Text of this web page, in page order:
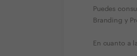
Puedes
Branding y
En cuanto a